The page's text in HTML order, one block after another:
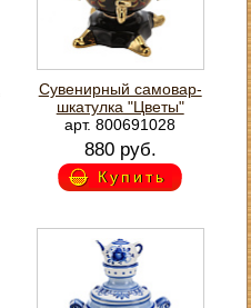
Сувенирный самовар-
шкатулка "Цветы"
арт. 800691028
880 руб.
Купить